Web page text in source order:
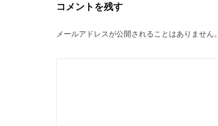
コメントを残す
メールアドレスが公開されることはありません。